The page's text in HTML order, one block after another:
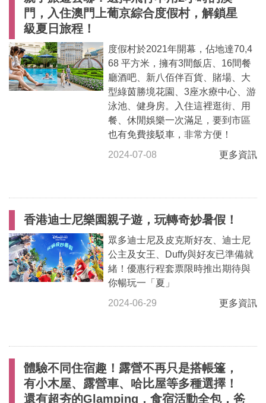
門，入住澳門上葡京綜合度假村，解鎖星
級夏日旅程！
度假村於2021年開幕，佔地達70,4
68 平方米，擁有3間飯店、16間餐
廳酒吧、新八佰伴百貨、賭場、大
型綠茵勝境花園、3座水療中心、游
泳池、健身房。入住這裡逛街、用
餐、休閒娛樂一次滿足，要到市區
也有免費接駁車，非常方便！
更多資訊
2024-07-08
香港迪士尼樂園親子遊，玩轉奇妙暑假！
眾多迪士尼及皮克斯好友、迪士尼
公主及女王、Duffy與好友已準備就
緒！優惠行程套票限時推出期待與
你暢玩一「夏」
更多資訊
2024-06-29
體驗不同住宿趣！露營不再只是搭帳篷，
有小木屋、露營車、哈比屋等多種選擇！
還有超夯的Glamping，食宿活動全包，爸